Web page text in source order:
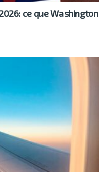
ce que Washington